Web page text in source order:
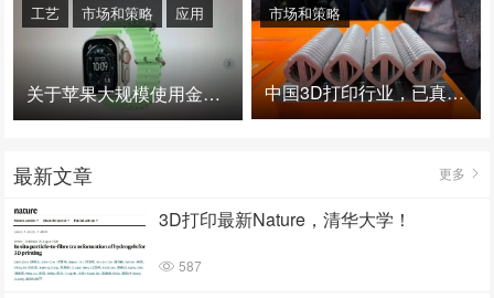
关于苹果大规模使用金属3D打印的思考
工艺 市场和策略 应用
中国3D打印行业，已真正进入爆发时代！
市场和策略
最新文章 更多
3D打印最新Nature，清华大学！
587